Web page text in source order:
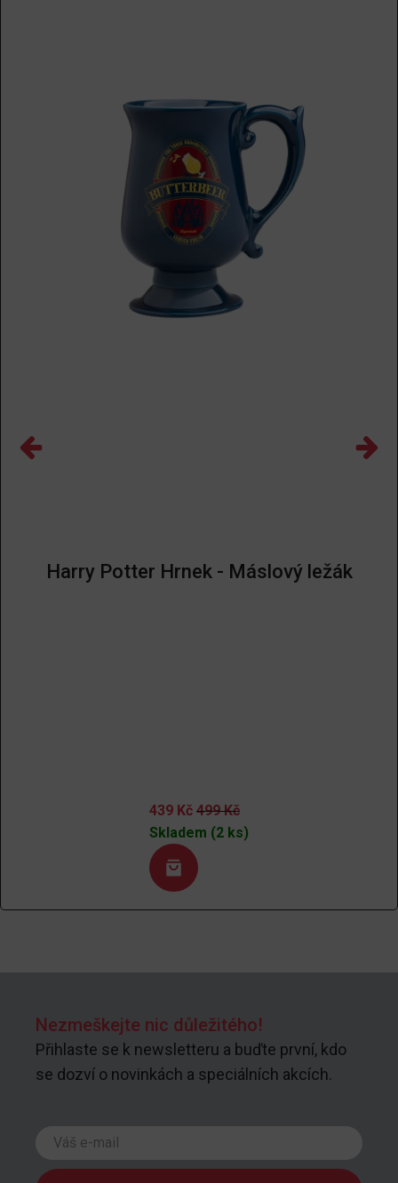
Harry Potter Hrnek - Máslový ležák
439 Kč 499Kč
Skladem (2 ks)
Nezmeškejte nic důležitého!
Přihlaste se k newsletteru a buďte první, kdo
se dozví o novinkách a speciálních akcích.